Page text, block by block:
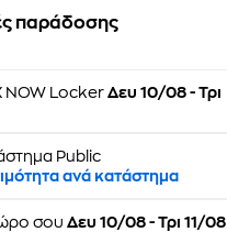
παράδοσης
NOW Locker Δευ 10/08 - Τρι
Public
ανά κατάστημα
σου Δευ 10/08 - Τρι 11/08